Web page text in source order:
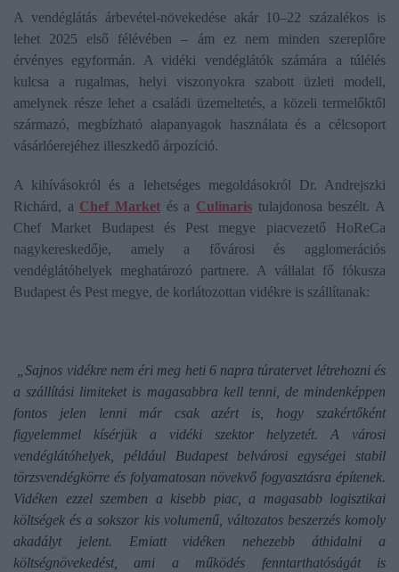
A vendéglátás árbevétel-növekedése akár 10–22 százalékos is
lehet 2025 első félévében – ám ez nem minden szereplőre
érvényes egyformán. A vidéki vendéglátók számára a túlélés
kulcsa a rugalmas, helyi viszonyokra szabott üzleti modell,
amelynek része lehet a családi üzemeltetés, a közeli termelőktől
származó, megbízható alapanyagok használata és a célcsoport
vásárlóerejéhez illeszkedő árpozíció.
A kihívásokról és a lehetséges megoldásokról Dr. Andrejszki
Richárd, a Chef Market és a Culinaris tulajdonosa beszélt. A
Chef Market Budapest és Pest megye piacvezető HoReCa
nagykereskedője, amely a fővárosi és agglomerációs
vendéglátóhelyek meghatározó partnere. A vállalat fő fókusza
Budapest és Pest megye, de korlátozottan vidékre is szállítanak:
„Sajnos vidékre nem éri meg heti 6 napra túratervet létrehozni és
a szállítási limiteket is magasabbra kell tenni, de mindenképpen
fontos jelen lenni már csak azért is, hogy szakértőként
figyelemmel kísérjük a vidéki szektor helyzetét. A városi
vendéglátóhelyek, például Budapest belvárosi egységei stabil
törzsvendégkörre és folyamatosan növekvő fogyasztásra építenek.
Vidéken ezzel szemben a kisebb piac, a magasabb logisztikai
költségek és a sokszor kis volumenű, változatos beszerzés komoly
akadályt jelent. Emiatt vidéken nehezebb áthidalni a
költségnövekedést, ami a működés fenntarthatóságát is